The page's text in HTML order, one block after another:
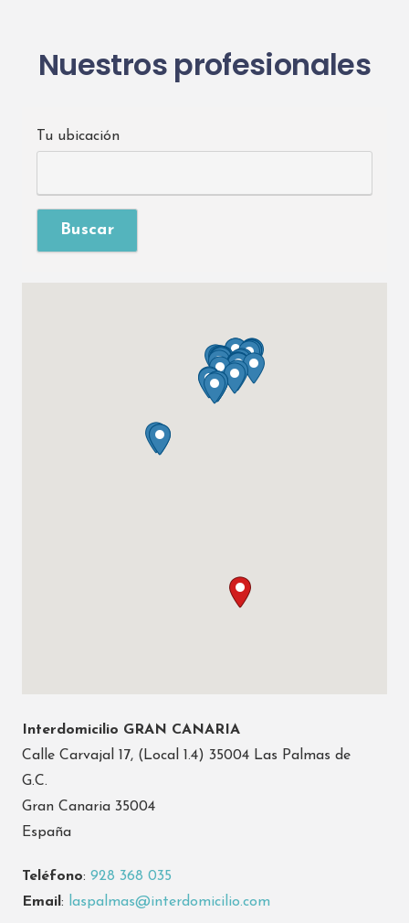
Nuestros profesionales
Tu ubicación
Interdomicilio GRAN CANARIA
Calle Carvajal 17, (Local 1.4) 35004 Las Palmas de
G.C.
Gran Canaria 35004
España
Teléfono: 928 368 035
Email : laspalmas@interdomicilio.com